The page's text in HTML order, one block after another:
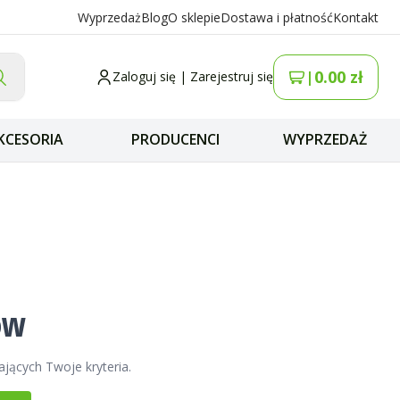
WyprzedażBlogO sklepieDostawa i płatnośćKontakt
Zaloguj się | Zarejestruj się | 0.00 zł
PRODUCENCI WYPRZEDAŻ
Twoje kryteria.